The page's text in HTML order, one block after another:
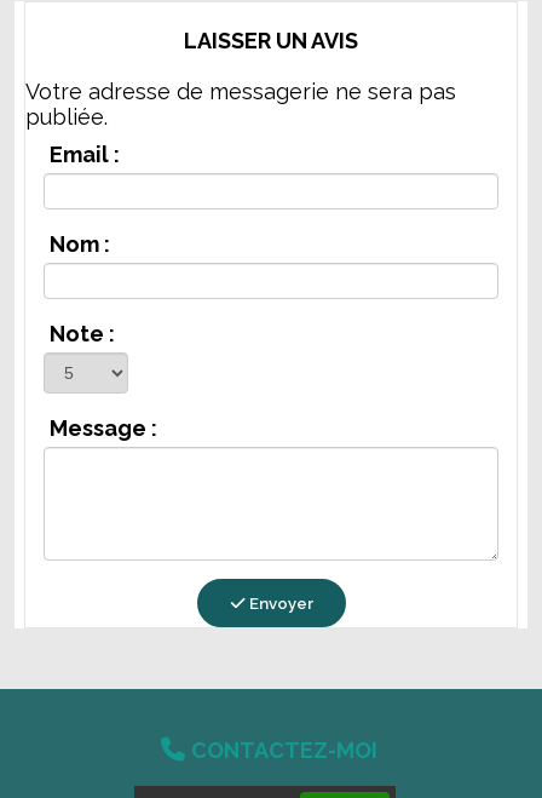
LAISSER UN AVIS
Votre adresse de messagerie ne sera pas
publiée.
Email :
Nom :
Note :
Message :
Envoyer
 CONTACTEZ-MOI